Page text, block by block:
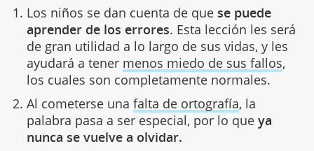
Los niños se dan cuenta de que se puede
aprender de los errores. Esta lección les será
de gran utilidad a lo largo de sus vidas, y les
ayudará a tener menos miedo de sus fallos,
los cuales son completamente normales.
Al cometerse una falta de ortografía, la
palabra pasa a ser especial, por lo que ya
nunca se vuelve a olvidar.